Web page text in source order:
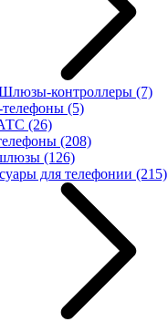
контроллеры (7)
телефоны (5)
(26)
(208)
(126)
для телефонии (215)